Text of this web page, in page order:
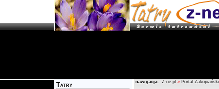
Tatry nawigacja: Z-ne.pl » Portal Zakopiański